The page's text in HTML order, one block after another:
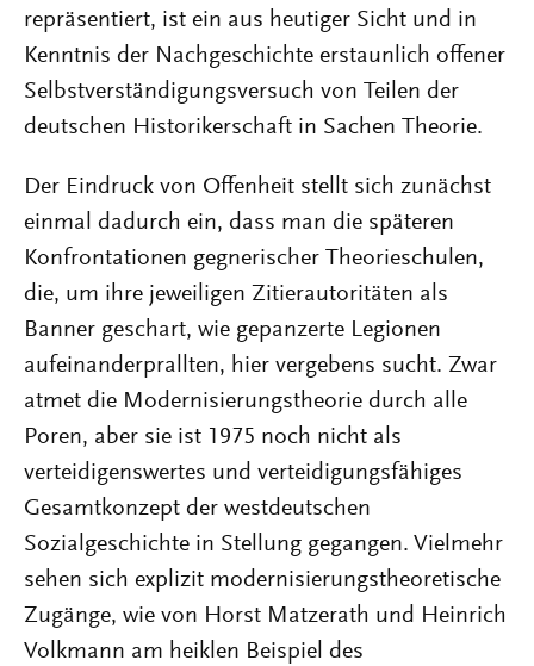
repräsentiert, ist ein aus heutiger Sicht und in
Kenntnis der Nachgeschichte erstaunlich offener
Selbstverständigungsversuch von Teilen der
deutschen Historikerschaft in Sachen Theorie.
Der Eindruck von Offenheit stellt sich zunächst
einmal dadurch ein, dass man die späteren
Konfrontationen gegnerischer Theorieschulen,
die, um ihre jeweiligen Zitierautoritäten als
Banner geschart, wie gepanzerte Legionen
aufeinanderprallten, hier vergebens sucht. Zwar
atmet die Modernisierungstheorie durch alle
Poren, aber sie ist 1975 noch nicht als
verteidigenswertes und verteidigungsfähiges
Gesamtkonzept der westdeutschen
Sozialgeschichte in Stellung gegangen. Vielmehr
sehen sich explizit modernisierungstheoretische
Zugänge, wie von Horst Matzerath und Heinrich
Volkmann am heiklen Beispiel des